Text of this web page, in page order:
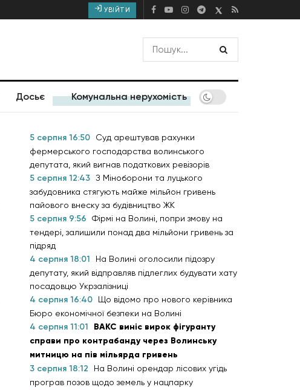
УВІЙТИ
Досьє Комунальна нерухомість
5 серпня 16:50
Суд арештував рахунки
фермерського господарства волинського
депутата, який вигнав податкових ревізорів
5 серпня 12:43 З Міноборони та луцького
забудовника стягують майже мільйон гривень
пайового внеску за будівництво ЖК
5 серпня 9:56
Фірмі на Волині, попри змову на
тендері, залишили понад два мільйони гривень за
підряд
4 серпня 18:01
На Волині оголосили підозру
депутату, який відправляв підлеглих будувати хату
посадовцю Укрзалізниці
4 серпня 16:40
Що відомо про нового керівника
Бюро економічної безпеки на Волині
4 серпня 11:01
ВАКС виніс вирок фігуранту
справи про контрабанду через Волинську
митницю на пів мільярда гривень
3 серпня 18:12
На Волині орендар лісових угідь
програв позов щодо земель у нацпарку